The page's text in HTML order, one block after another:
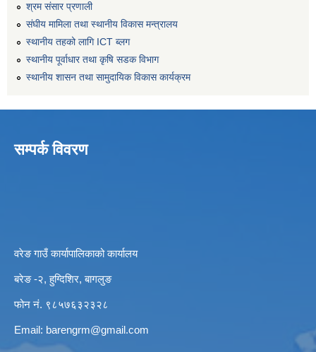
श्रम संसार प्रणाली
संघीय मामिला तथा स्थानीय विकास मन्त्रालय
स्थानीय तहको लागि ICT ब्लग
स्थानीय पूर्वाधार तथा कृषि सडक विभाग
स्थानीय शासन तथा सामुदायिक विकास कार्यक्रम
सम्पर्क विवरण
वरेङ गाउँ कार्यापालिकाको कार्यालय
बरेङ -२, हुग्दिशिर, बागलुङ
फोन नं. ९८५७६३२३२८
Email: barengrm@gmail.com